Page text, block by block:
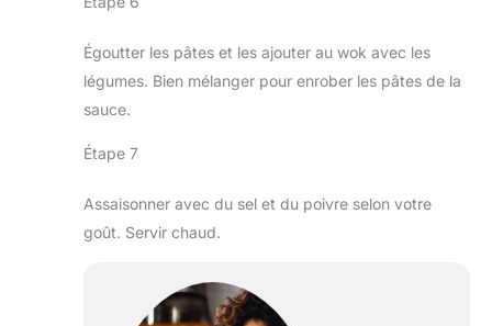
Égoutter les pâtes et les ajouter au wok avec les
légumes. Bien mélanger pour enrober les pâtes de la
sauce.
Étape 7
Assaisonner avec du sel et du poivre selon votre
goût. Servir chaud.